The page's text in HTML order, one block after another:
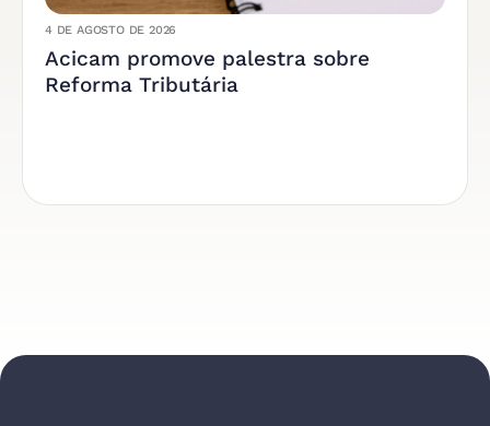
4 DE AGOSTO DE 2026
Acicam promove palestra sobre
Reforma Tributária